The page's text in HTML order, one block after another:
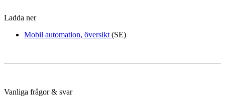
MätskalorRäknare / Displayer
Ladda ner
Mobil automation, översikt (SE)
Vanliga frågor & svar